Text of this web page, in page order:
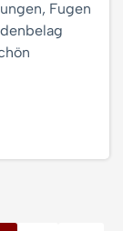
Fugen